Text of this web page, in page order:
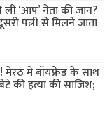
‘आप’ नेता की जान?
पत्नी से मिलने जाता
मेरठ में बॉयफ्रेंड के साथ
की हत्या की साजिश;